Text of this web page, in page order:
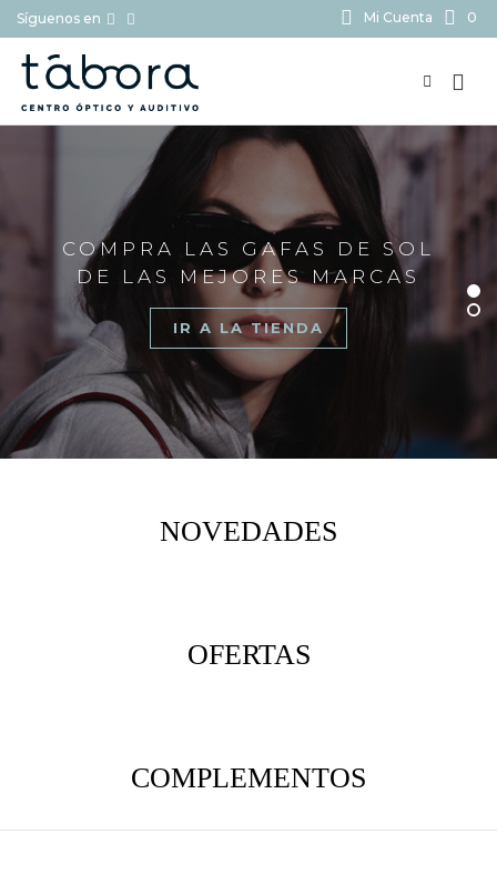
Síguenos en Mi Cuenta 0
COMPRA LAS GAFAS DE SOL
DE LAS MEJORES MARCAS
IR A LA TIENDA
NOVEDADES
OFERTAS
COMPLEMENTOS